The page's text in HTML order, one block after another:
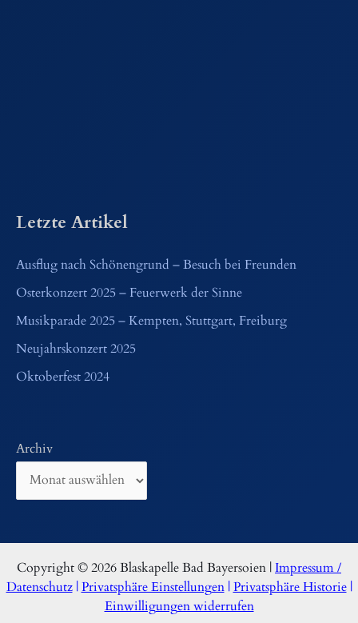
Letzte Artikel
Ausflug nach Schönengrund – Besuch bei Freunden
Osterkonzert 2025 – Feuerwerk der Sinne
Musikparade 2025 – Kempten, Stuttgart, Freiburg
Neujahrskonzert 2025
Oktoberfest 2024
Archiv
Copyright © 2026 Blaskapelle Bad Bayersoien | Impressum /
Datenschutz|Privatsphäre Einstellungen|Privatsphäre Historie|
Einwilligungen widerrufen